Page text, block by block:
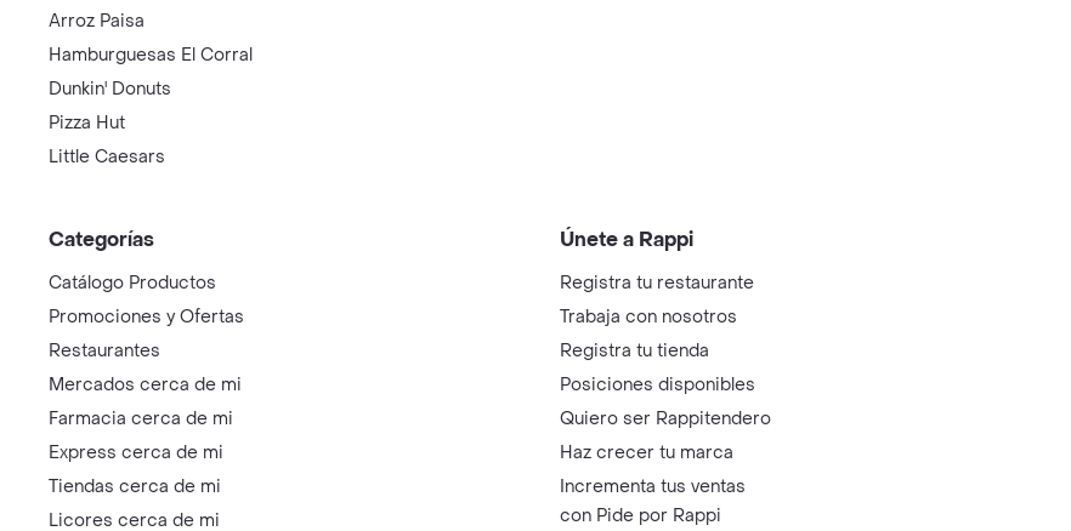
Arroz Paisa
Hamburguesas El Corral
Dunkin' Donuts
Pizza Hut
Little Caesars
Categorías
Catálogo Productos
Promociones y Ofertas
Restaurantes
Mercados cerca de mi
Farmacia cerca de mi
Express cerca de mi
Tiendas cerca de mi
Licores cerca de mi
Únete a Rappi
Registra tu restaurante
Trabaja con nosotros
Registra tu tienda
Posiciones disponibles
Quiero ser Rappitendero
Haz crecer tu marca
Incrementa tus ventas
con Pide por Rappi